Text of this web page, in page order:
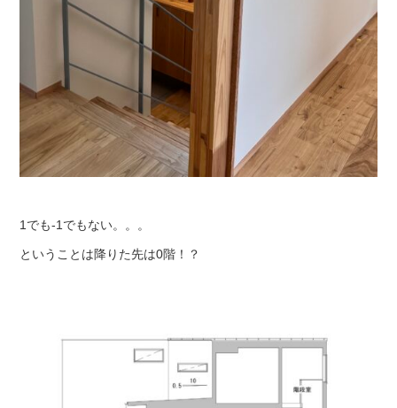
1でも-1でもない。。。
ということは降りた先は0階！？